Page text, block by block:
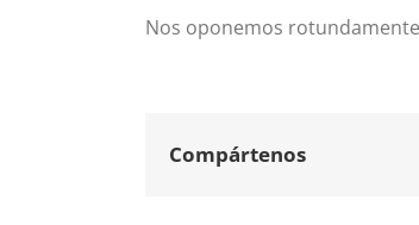
Nos oponemos
Compártenos